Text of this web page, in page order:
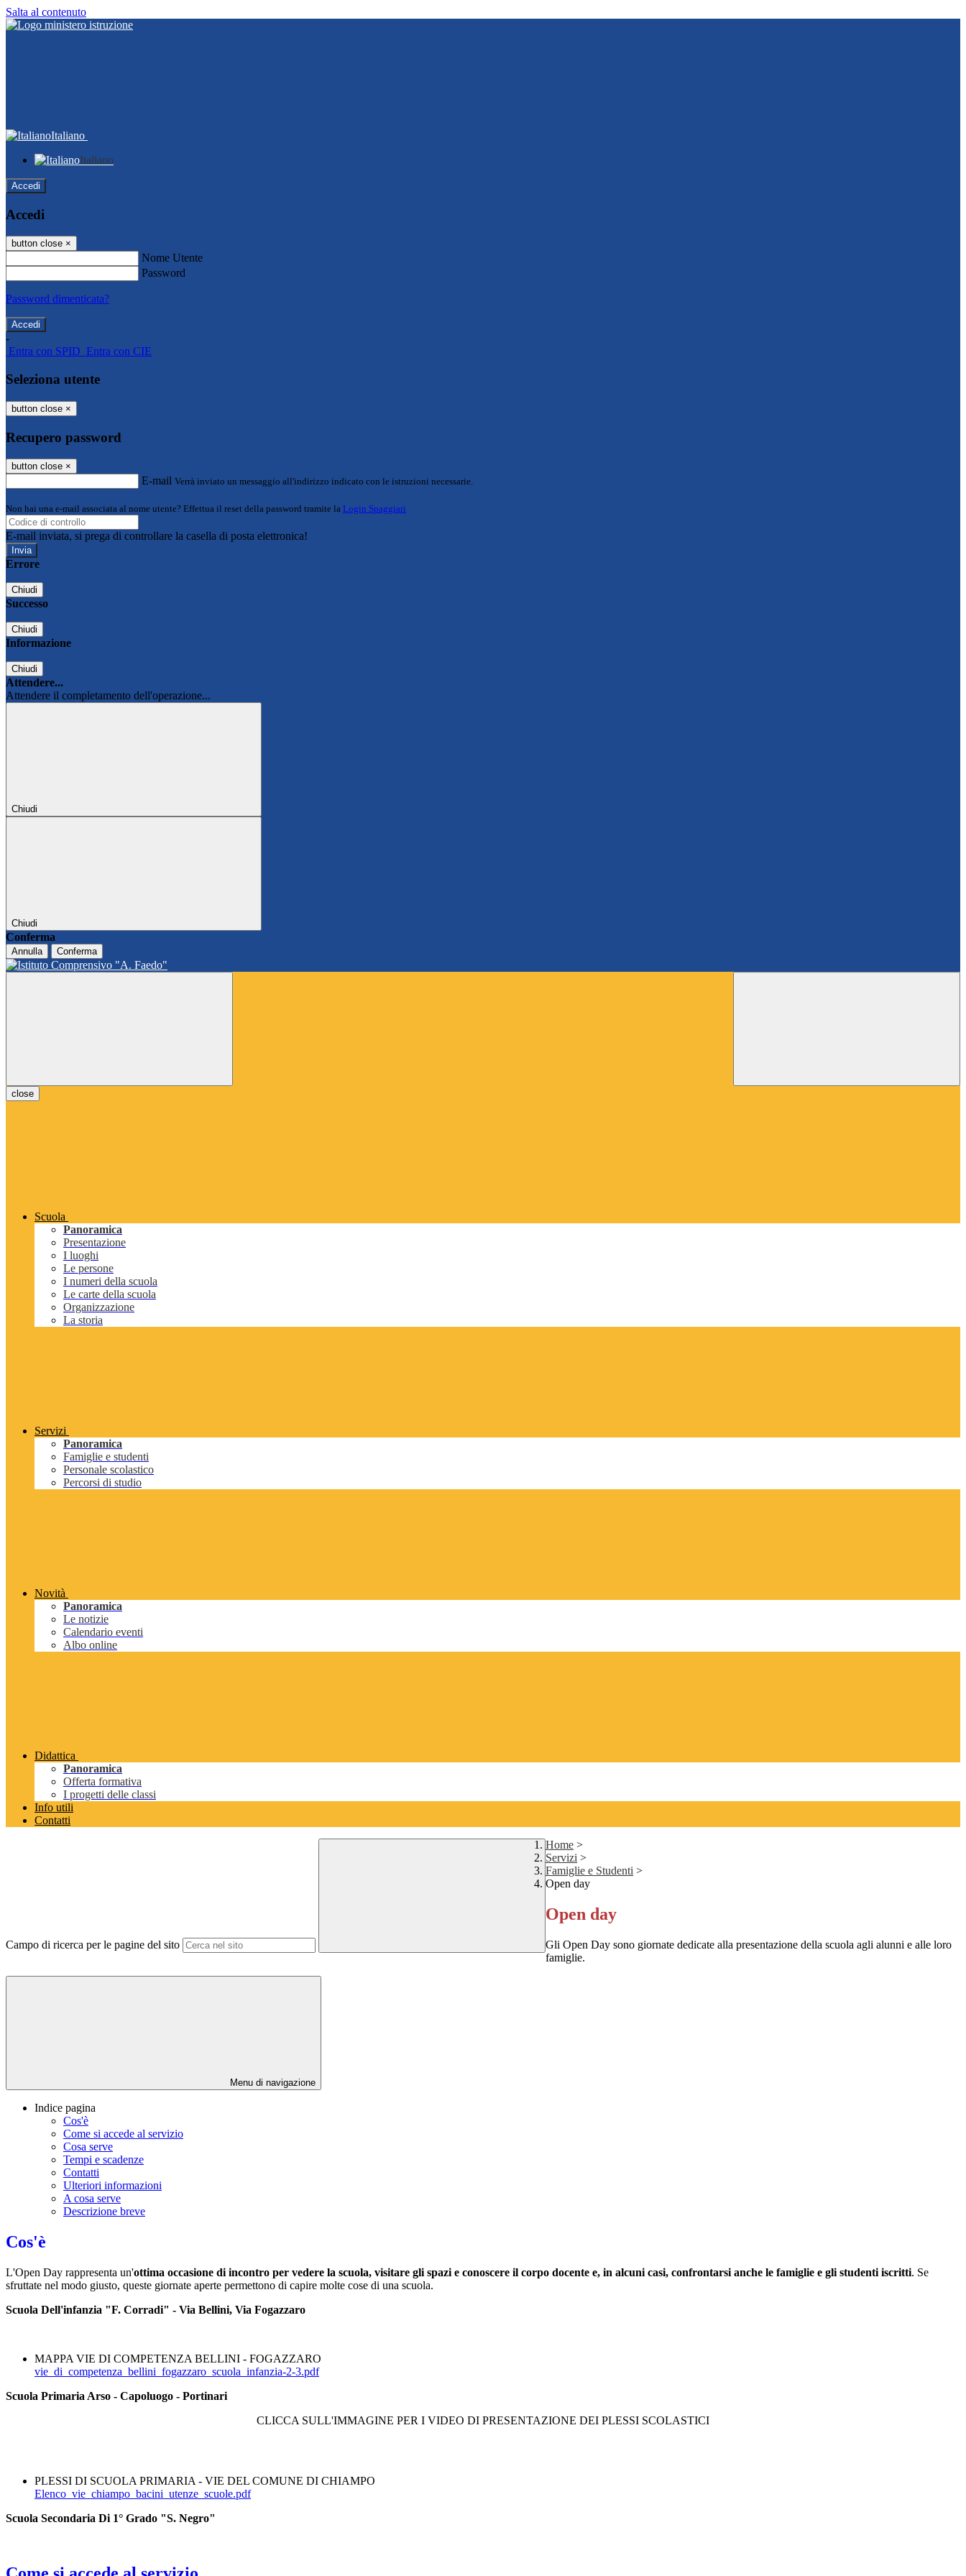
Salta al contenuto
Italiano
Italiano
Accedi
Accedi
button close ×
Nome Utente
Password
Password dimenticata?
-
Entra con SPID Entra con CIE
Seleziona utente
button close ×
Recupero password
button close ×
E-mail Verrà inviato un messaggio all'indirizzo indicato con le istruzioni necessarie.
Non hai una e-mail associata al nome utente? Effettua il reset della password tramite la Login Spaggiari
E-mail inviata, si prega di controllare la casella di posta elettronica!
Errore
Chiudi
Successo
Chiudi
Informazione
Chiudi
Attendere...
Attendere il completamento dell'operazione...
Chiudi
Chiudi
Conferma
Annulla Conferma
close
Scuola
Panoramica
Presentazione
I luoghi
Le persone
I numeri della scuola
Le carte della scuola
Organizzazione
La storia
Servizi
Panoramica
Famiglie e studenti
Personale scolastico
Percorsi di studio
Novità
Panoramica
Le notizie
Calendario eventi
Albo online
Didattica
Panoramica
Offerta formativa
I progetti delle classi
Info utili
Contatti
Campo di ricerca per le pagine del sito
Home >
Servizi >
Famiglie e Studenti >
Open day
Open day
Gli Open Day sono giornate dedicate alla presentazione della scuola agli alunni e alle loro
famiglie.
Menu di navigazione
Indice pagina
Cos'è
Come si accede al servizio
Cosa serve
Tempi e scadenze
Contatti
Ulteriori informazioni
A cosa serve
Descrizione breve
Cos'è
L'Open Day rappresenta un'ottima occasione di incontro per vedere la scuola, visitare gli spazi e conoscere il corpo docente e, in alcuni casi, confrontarsi anche le famiglie e gli studenti iscritti. Se
sfruttate nel modo giusto, queste giornate aperte permettono di capire molte cose di una scuola.
Scuola Dell'infanzia "F. Corradi" - Via Bellini, Via Fogazzaro
MAPPA VIE DI COMPETENZA BELLINI - FOGAZZARO
vie_di_competenza_bellini_fogazzaro_scuola_infanzia-2-3.pdf
Scuola Primaria Arso - Capoluogo - Portinari
CLICCA SULL'IMMAGINE PER I VIDEO DI PRESENTAZIONE DEI PLESSI SCOLASTICI
PLESSI DI SCUOLA PRIMARIA - VIE DEL COMUNE DI CHIAMPO
Elenco_vie_chiampo_bacini_utenze_scuole.pdf
Scuola Secondaria Di 1° Grado "S. Negro"